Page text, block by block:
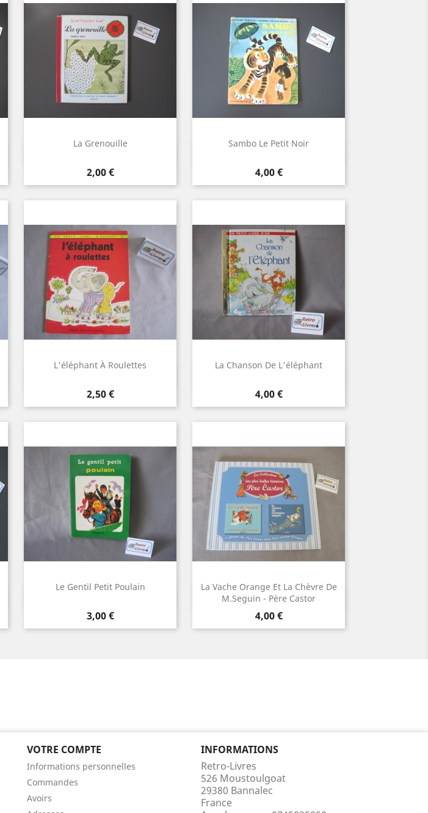
La Grenouille
Prix
2,00 €
Sambo Le Petit Noir
Prix
4,00 €
L'éléphant À Roulettes
Prix
2,50 €
La Chanson De L'éléphant
Prix
4,00 €
Le Gentil Petit Poulain
Prix
3,00 €
La Vache Orange Et La Chèvre De
M.Seguin - Père Castor
Prix
4,00 €
Aperçu rapide
VOTRE COMPTE
Informations personnelles
Commandes
Avoirs
INFORMATIONS
Retro-Livres
526 Moustoulgoat
29380 Bannalec
France